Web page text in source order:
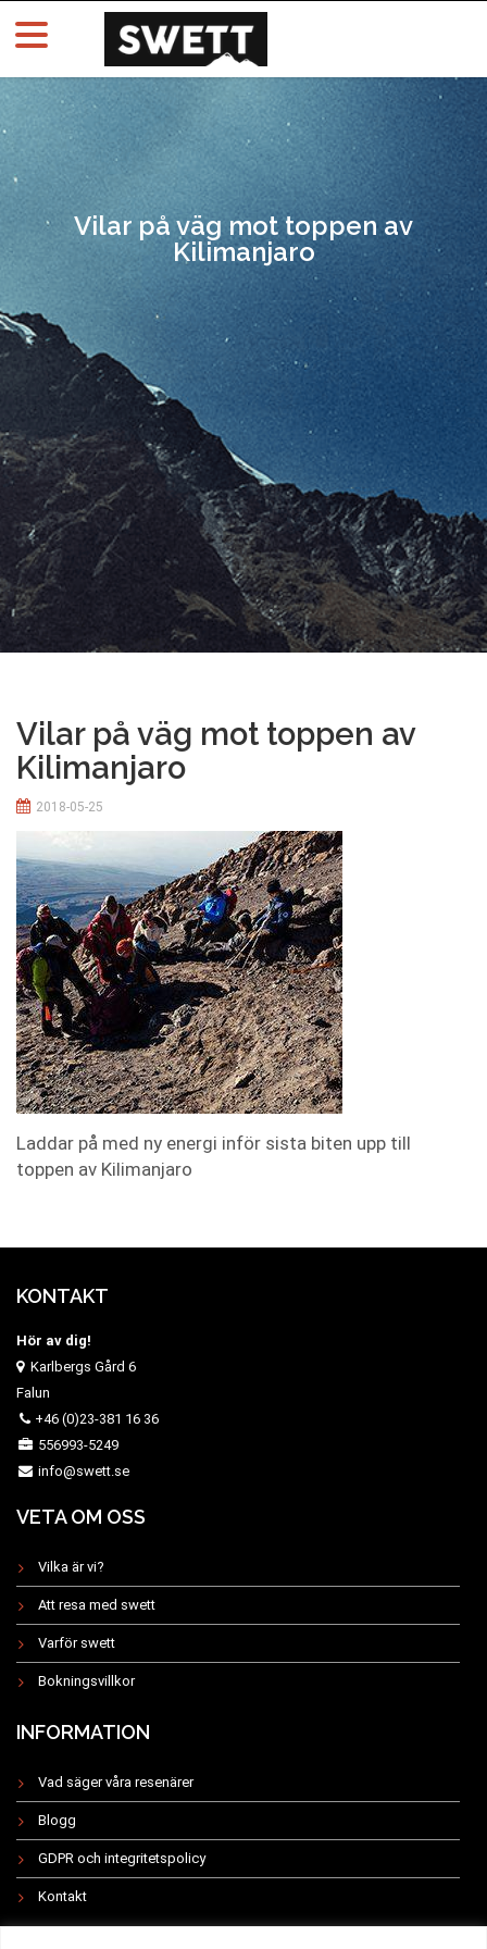
Vilar på väg mot toppen av
Kilimanjaro
Vilar på väg mot toppen av
Kilimanjaro
2018-05-25
Laddar på med ny energi inför sista biten upp till
toppen av Kilimanjaro
KONTAKT
Hör av dig!
Karlbergs Gård 6
Falun
+46 (0)23-381 16 36
556993-5249
info@swett.se
VETA OM OSS
Vilka är vi?
Att resa med swett
Varför swett
Bokningsvillkor
INFORMATION
Vad säger våra resenärer
Blogg
GDPR och integritetspolicy
Kontakt